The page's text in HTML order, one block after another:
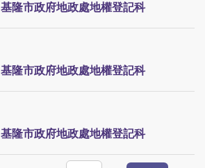
基隆市政府地政處地權登記科
基隆市政府地政處地權登記科
基隆市政府地政處地權登記科